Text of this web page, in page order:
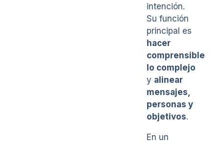
intención.
Su función
principal es
hacer
comprensible
lo complejo
y alinear
mensajes,
personas y
objetivos.
En un